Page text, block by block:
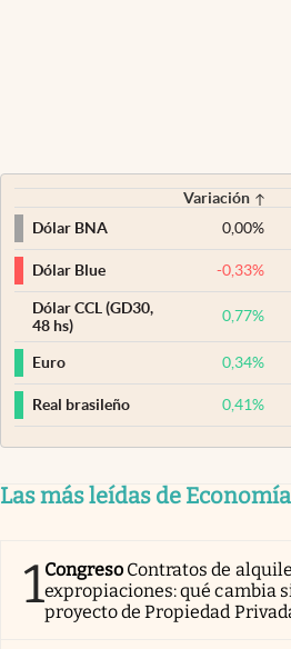
Variación
Dólar BNA
0,00%
Dólar Blue -0,33%
Dólar CCL (GD30,
48 hs)
0,77%
Euro 0,34%
Real brasileño 0,41%
Las más leídas de
1Congreso Contratos de
expropiaciones: qué cambia
proyecto de Propiedad